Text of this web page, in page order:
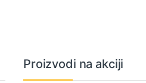
Proizvodi na akciji